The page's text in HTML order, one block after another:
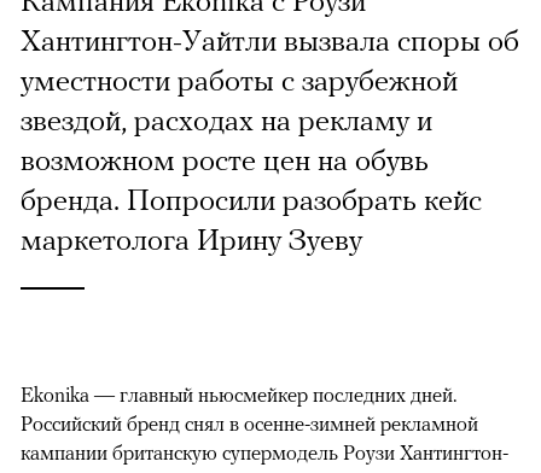
Хантингтон-Уайтли вызвала споры об
уместности работы с зарубежной
звездой, расходах на рекламу и
возможном росте цен на обувь
бренда. Попросили разобрать кейс
маркетолога Ирину Зуеву
Ekonika — главный ньюсмейкер последних дней.
Российский бренд снял в осенне-зимней рекламной
кампании британскую супермодель Роузи Хантингтон-